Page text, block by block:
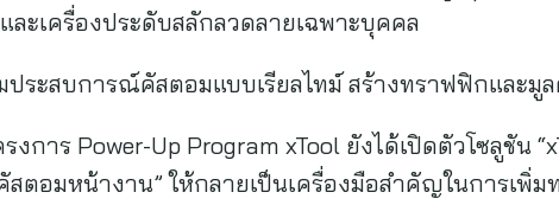
ะเครื่องประดับสลักลวดลายเฉพาะบุคคล
ประสบการณ์คัสตอมแบบเรียลไทม์ สร้างทราฟฟิกและมู
การ Power-Up Program xTool ยังได้เปิดตัวโซลูชัน
สตอมหน้างาน” ให้กลายเป็นเครื่องมือสำคัญในการเพิ่